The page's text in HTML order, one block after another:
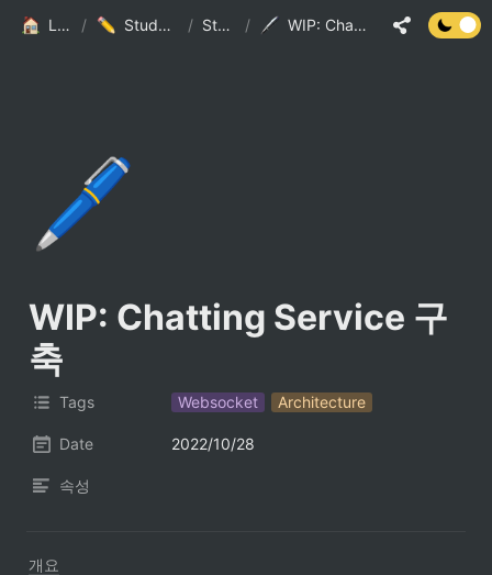
LSJ HOME / Study And Practice / StudyList / WIP: Chatting Service 구축
🖊️
WIP: Chatting Service 구
축
Tags Websocket Architecture
Date 2022/10/28
속성
개요